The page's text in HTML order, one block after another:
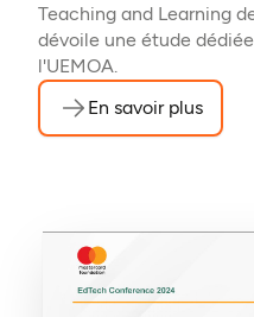
Teaching and Learning
dévoile une étude
l'UEMOA.
En savoir plus